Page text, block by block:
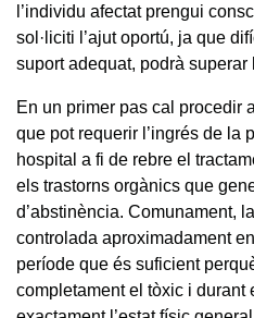
l’individu afectat prengui
sol·liciti l’ajut oportú, ja que
suport adequat, podrà superar
En un primer pas cal procedir
que pot requerir l’ingrés de la
hospital a fi de rebre el
els trastorns orgànics que
d’abstinència. Comunament,
controlada aproximadament
període que és suficient
completament el tòxic i durant